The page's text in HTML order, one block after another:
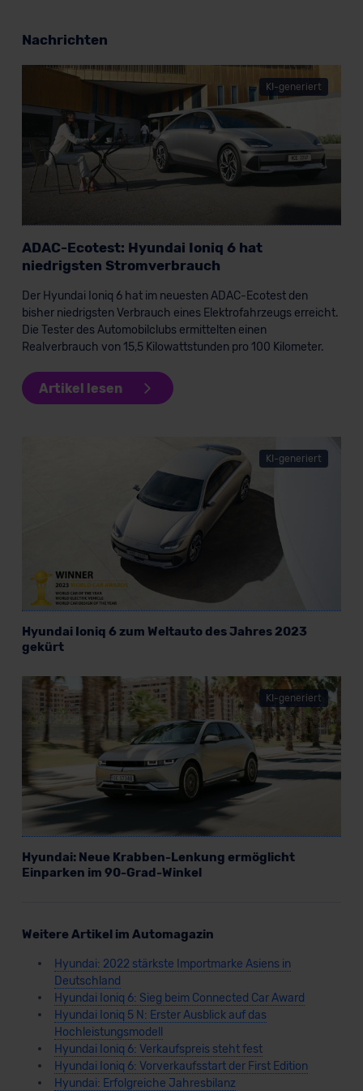
Datenschutzklauseln können Sie über den Kontakt zu
datenschutz@meinauto.de anfordern.
Datenschutzerklärung|Impressum
Nachrichten
KI-generiert
ADAC-Ecotest: Hyundai Ioniq 6 hat
niedrigsten Stromverbrauch
Der Hyundai Ioniq 6 hat im neuesten ADAC-Ecotest den
bisher niedrigsten Verbrauch eines Elektrofahrzeugs erreicht.
Die Tester des Automobilclubs ermittelten einen
Realverbrauch von 15,5 Kilowattstunden pro 100 Kilometer.
Artikel lesen
KI-generiert
Hyundai Ioniq 6 zum Weltauto des Jahres 2023
gekürt
KI-generiert
Hyundai: Neue Krabben-Lenkung ermöglicht
Einparken im 90-Grad-Winkel
Weitere Artikel im Automagazin
Hyundai: 2022 stärkste Importmarke Asiens in
Deutschland
Hyundai Ioniq 6: Sieg beim Connected Car Award
Hyundai Ioniq 5 N: Erster Ausblick auf das
Hochleistungsmodell
Hyundai Ioniq 6: Verkaufspreis steht fest
Hyundai Ioniq 6: Vorverkaufsstart der First Edition
Hyundai: Erfolgreiche Jahresbilanz